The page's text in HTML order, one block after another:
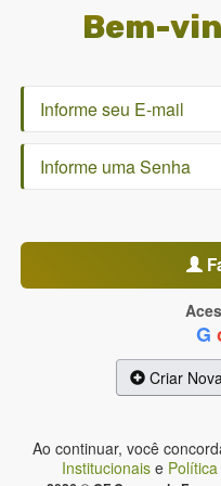
Bem-
G
Criar
Ao continuar, você
Institucionais e